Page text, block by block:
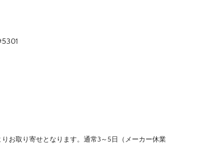
お取り寄せとなります。通常3～5日（メーカー休業